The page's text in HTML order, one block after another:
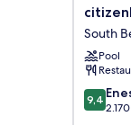
citizenM
Miami
South
Beach
South
Beach
South
Pool
9.4
ud
9,4